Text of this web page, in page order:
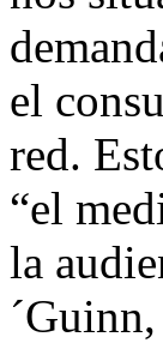
el
red.
“el
la